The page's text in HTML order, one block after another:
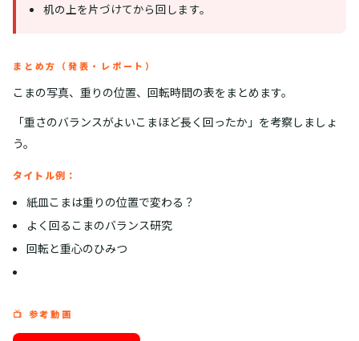
机の上を片づけてから回します。
まとめ方（発表・レポート）
こまの写真、重りの位置、回転時間の表をまとめます。
「重さのバランスがよいこまほど長く回ったか」を考察しましょ
う。
タイトル例：
紙皿こまは重りの位置で変わる？
よく回るこまのバランス研究
回転と重心のひみつ
📺 参考動画